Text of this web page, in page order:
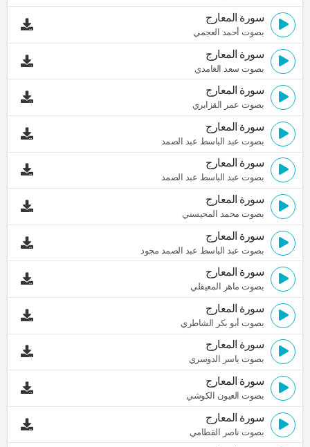
سورة المعارج
بصوت أحمد العجمي
سورة المعارج
بصوت سعد الغامدي
سورة المعارج
بصوت عمر القزابري
سورة المعارج
بصوت عبد الباسط عبد الصمد
سورة المعارج
بصوت عبد الباسط عبد الصمد
سورة المعارج
بصوت محمد المحيسني
سورة المعارج
بصوت عبد الباسط عبد الصمد مجود
سورة المعارج
بصوت ماهر المعيقلي
سورة المعارج
بصوت أبو بكر الشاطري
سورة المعارج
بصوت ياسر الدوسري
سورة المعارج
بصوت العيون الكوشي
سورة المعارج
بصوت ناصر القطامي